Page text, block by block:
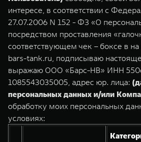
Следуй за открытиями
от 3 999 000 ₽
За
от 5
TANK 500
Веди за собой
от 6 499 000 ₽ от
Зарядные станции
Проверено TANK
ПОКУПКА АВТОМОБИЛЯ
TANK Финансы
Корпоративным клиентам
TANK ФИНАНСЫ
Калькулятор ТО
Нулевое ТО
Сервис
Специальные предложения
Моторные масла
ЦИФРОВЫЕ СЕРВИСЫ TANK
Новости
интересе, в соответствии с
27.07.2006 N 152 - ФЗ «О
посредством проставления
соответствующем чек – боксе в
bars-tank.ru, подписываю
выражаю ООО «Барс-НВ» ИНН
1085543035005, адрес юр. лица:
персональных данных и/или
обработку моих персональных
условиях: